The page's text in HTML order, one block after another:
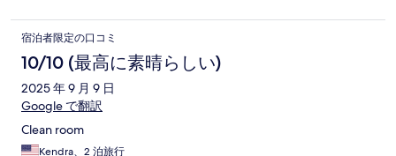
宿泊者限定の口コミ
10/10 (最高に素晴らしい)
2025 年 9 月 9 日
Google で翻訳
Clean room
Kendra、2 泊旅行